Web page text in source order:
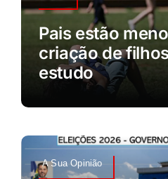
Pais estão
criação de
estudo
A Sua Opinião